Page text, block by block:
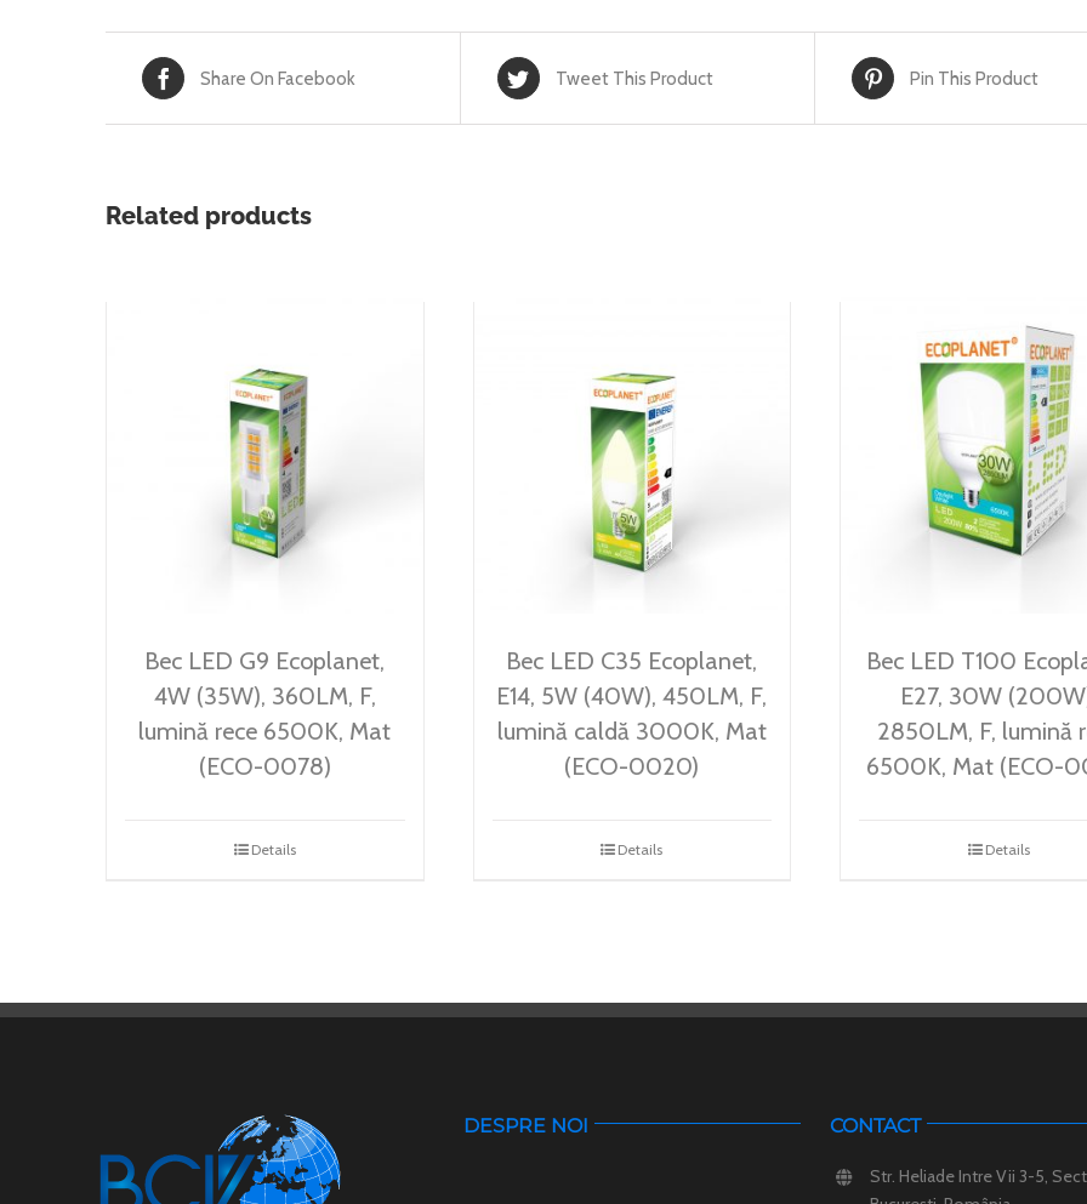
Share On Facebook Tweet This Product Pin This Product
Related products
Bec LED G9 Ecoplanet,
4W (35W), 360LM, F,
lumină rece 6500K, Mat
(ECO-0078)
Details
Bec LED C35 Ecoplanet,
E14, 5W (40W), 450LM, F,
lumină caldă 3000K, Mat
(ECO-0020)
Details
Bec LED T100
E27, 30W
2850LM, F, lumină
6500K, Mat (ECO-
Details
DESPRE NOI CONTACT
Str. Heliade Intre Vii 3-5,